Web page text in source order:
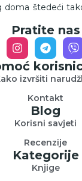
doma štedeći
Pratite nas
izvršiti
Kontakt
Blog
Korisni savjeti
Recenzije
Kategorije
Knjige